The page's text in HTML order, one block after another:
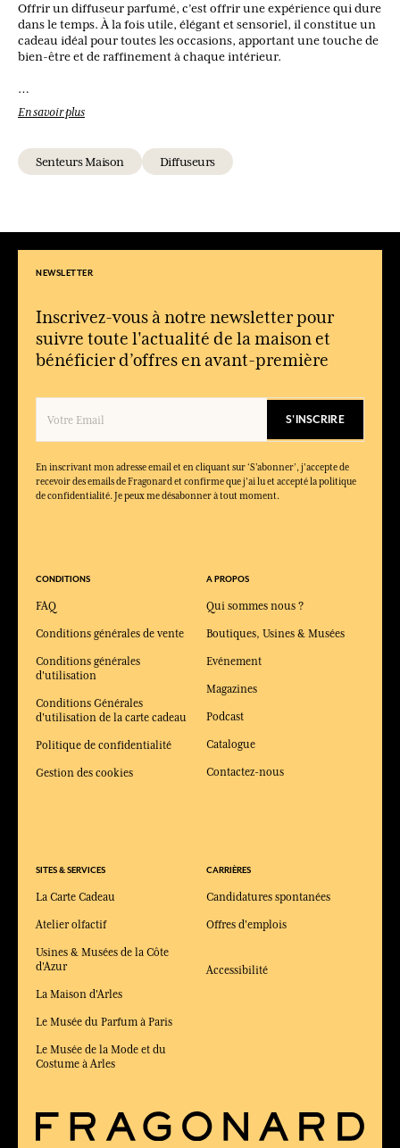
Offrir un diffuseur parfumé, c’est offrir une expérience qui dure
dans le temps. À la fois utile, élégant et sensoriel, il constitue un
cadeau idéal pour toutes les occasions, apportant une touche de
bien-être et de raffinement à chaque intérieur.
Comment fonctionne un diffuseur à bâtonnets ?
Les bâtonnets absorbent le parfum et le diffusent
Combien de temps dure un diffuseur parfumé ?
Dans quelles pièces utiliser un diffuseur ?
Il est idéal pour un salon, une entrée, une chambre ou même
Non, la diffusion est douce et progressive, pour une ambiance
agréable sans être envahissante.
Pourquoi choisir un diffuseur comme cadeau ?
offrant une expérience durable et élégante.
En savoir plus
Senteurs Maison Diffuseurs
NEWSLETTER
Inscrivez-vous à notre newsletter pour
suivre toute l'actualité de la maison et
bénéficier d’offres en avant-première
S'INSCRIRE
En inscrivant mon adresse email et en cliquant sur ‘S’abonner’, j'accepte de
recevoir des emails de Fragonard et confirme que j'ai lu et accepté la politique
de confidentialité. Je peux me désabonner à tout moment.
CONDITIONS
FAQ
Conditions générales de vente
Conditions générales
d'utilisation
Conditions Générales
d'utilisation de la carte cadeau
Politique de confidentialité
Gestion des cookies
SITES & SERVICES
La Carte Cadeau
Atelier olfactif
Usines & Musées de la Côte
d'Azur
La Maison d'Arles
Le Musée du Parfum à Paris
Le Musée de la Mode et du
Costume à Arles
A PROPOS
Qui sommes nous ?
Boutiques, Usines & Musées
Evénement
Magazines
Podcast
Catalogue
Contactez-nous
CARRIÈRES
Candidatures spontanées
Offres d'emplois
Accessibilité